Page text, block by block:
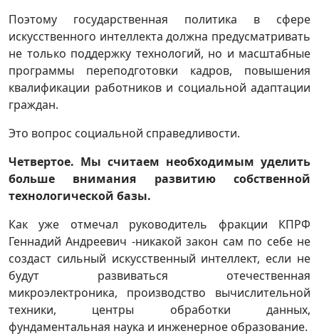
Поэтому государственная политика в сфере
искусственного интеллекта должна предусматривать
не только поддержку технологий, но и масштабные
программы переподготовки кадров, повышения
квалификации работников и социальной адаптации
граждан.
Это вопрос социальной справедливости.
Четвертое. Мы считаем необходимым уделить
больше внимания развитию собственной
технологической базы.
Как уже отмечал руководитель фракции КПРФ
Геннадий Андреевич -никакой закон сам по себе не
создаст сильный искусственный интеллект, если не
будут развиваться отечественная
микроэлектроника, производство вычислительной
техники, центры обработки данных,
фундаментальная наука и инженерное образование.